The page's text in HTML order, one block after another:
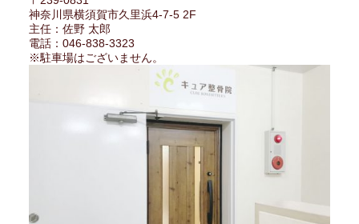
神奈川県横須賀市久里浜4-7-5 2F
主任：佐野 太郎
電話：046-838-3323
※駐車場はございません。